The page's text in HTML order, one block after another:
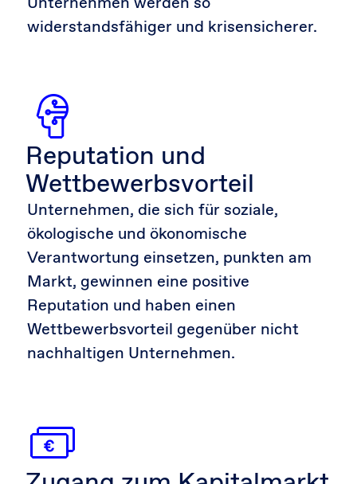
widerstandsfähiger und krisensicherer.
Reputation und
Wettbewerbsvorteil
Unternehmen, die sich für soziale,
ökologische und ökonomische
Verantwortung einsetzen, punkten am
Markt, gewinnen eine positive
Reputation und haben einen
Wettbewerbsvorteil gegenüber nicht
nachhaltigen Unternehmen.